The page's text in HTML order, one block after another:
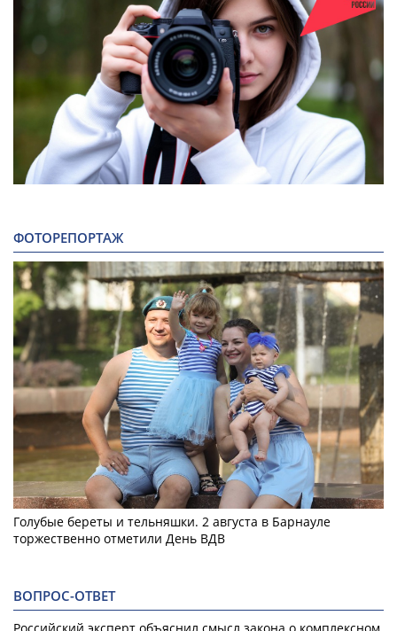
ФОТОРЕПОРТАЖ
Голубые береты и тельняшки. 2 августа в Барнауле
торжественно отметили День ВДВ
ВОПРОС-ОТВЕТ